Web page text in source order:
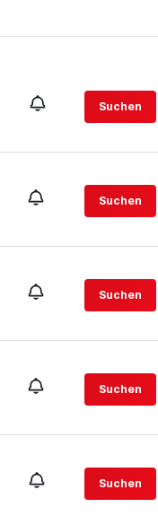
Suchen
Suchen
Suchen
Suchen
Suchen